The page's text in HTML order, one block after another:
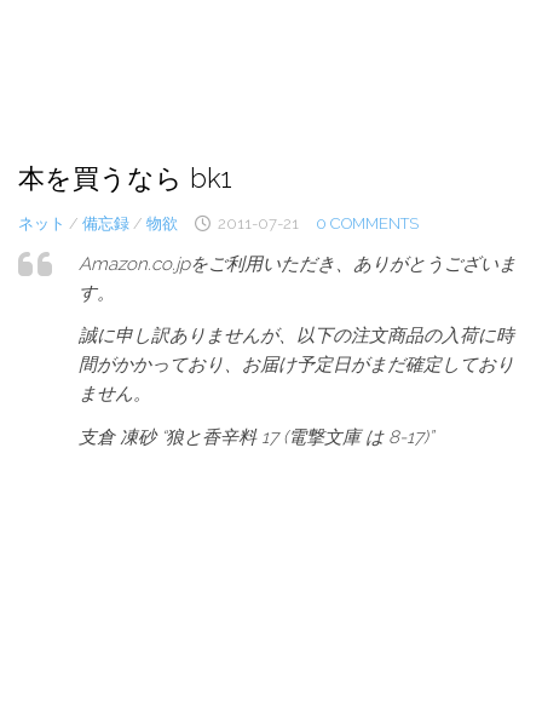
本を買うなら bk1
ネット / 備忘録 / 物欲 2011-07-21 0 COMMENTS
Amazon.co.jpをご利用いただき、ありがとうございま
す。
誠に申し訳ありませんが、以下の注文商品の入荷に時
間がかかっており、お届け予定日がまだ確定しており
ません。
支倉 凍砂 “狼と香辛料 17 (電撃文庫 は 8-17)”